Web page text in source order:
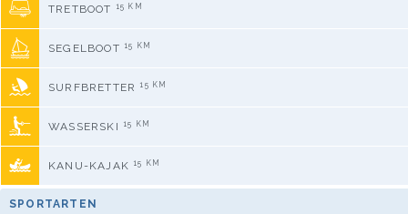
TRETBOOT 15 KM
SEGELBOOT 15 KM
SURFBRETTER 15 KM
WASSERSKI 15 KM
KANU-KAJAK 15 KM
SPORTARTEN